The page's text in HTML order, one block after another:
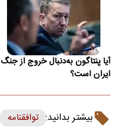
آیا پنتاگون به‌دنبال خروج از جنگ
ایران است؟
بیشتر بدانید: توافقنامه